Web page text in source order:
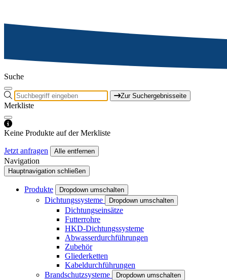
Suche
Zur Suchergebnisseite
Merkliste
Keine Produkte auf der Merkliste
Jetzt anfragen Alle entfernen
Navigation
Hauptnavigation schließen
Produkte Dropdown umschalten
Dichtungssysteme Dropdown umschalten
Dichtungseinsätze
Futterrohre
HKD-Dichtungssysteme
Abwasserdurchführungen
Zubehör
Gliederketten
Kabeldurchführungen
Brandschutzsysteme
Dropdown umschalten